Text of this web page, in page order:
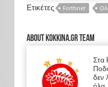
Ετικέτες Forthnet
About kokkina.gr TEAM
Στα
δεν